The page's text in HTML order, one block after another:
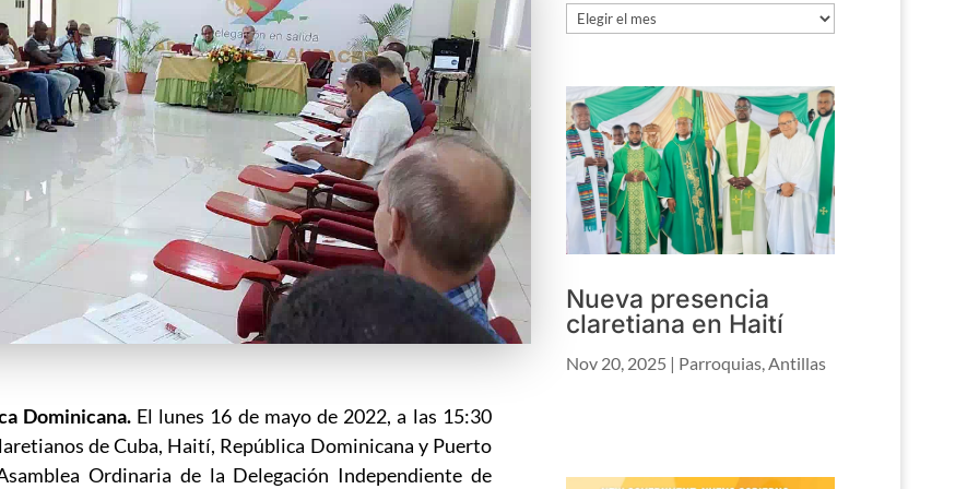
Dominicana.El lunes 16 de mayo de 2022, a las 15:30
de Cuba, Haití, República Dominicana y Puerto
Ordinaria de la Delegación Independiente de
Archivo
Nueva presencia
claretiana en Haití
Nov 20, 2025 | Parroquias,Antillas